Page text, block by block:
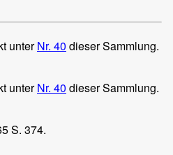
unterNr. 40 dieser Sammlung.
unterNr. 40 dieser Sammlung.
S. 374.